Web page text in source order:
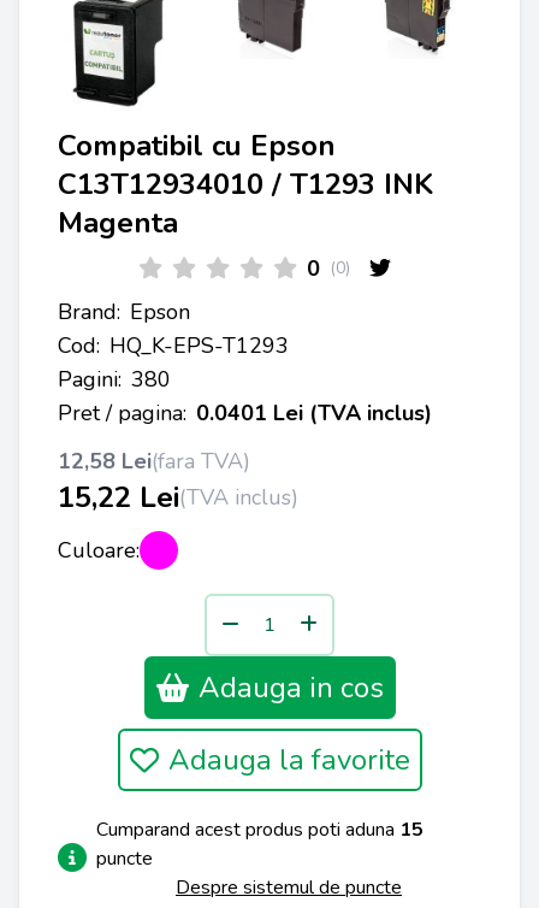
Compatibil cu Epson
C13T12934010 / T1293 INK
Magenta
0 (0)
Brand: Epson
Cod: HQ_K-EPS-T1293
Pagini: 380
Pret / pagina: 0.0401 Lei (TVA inclus)
12,58 Lei(fara TVA)
15,22 Lei(TVA inclus)
Culoare:
Adauga in cos
Adauga la favorite
Cumparand acest produs poti aduna 15
puncte
Despre sistemul de puncte